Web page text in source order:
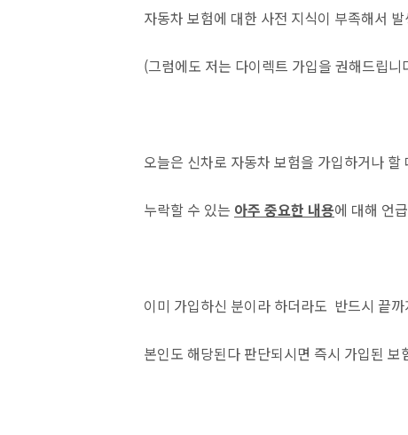
자동차 보험에 대한 사전 지식이 부족해서
(그럼에도 저는 다이렉트 가입을 권해드립니
오늘은 신차로 자동차 보험을 가입하거나 할
누락할 수 있는 아주 중요한 내용에 대해 언
이미 가입하신 분이라 하더라도 반드시 끝
본인도 해당된다 판단되시면 즉시 가입된